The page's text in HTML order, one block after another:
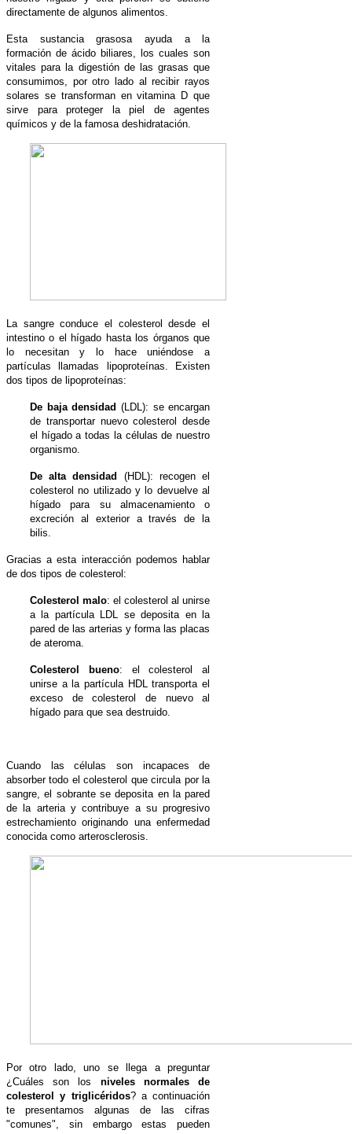
directamente de algunos alimentos.
Esta sustancia grasosa ayuda a la
formación de ácido biliares, los cuales son
vitales para la digestión de las grasas que
consumimos, por otro lado al recibir rayos
solares se transforman en vitamina D que
sirve para proteger la piel de agentes
químicos y de la famosa deshidratación.
La sangre conduce el colesterol desde el
intestino o el hígado hasta los órganos que
lo necesitan y lo hace uniéndose a
partículas llamadas lipoproteínas. Existen
dos tipos de lipoproteínas:
De baja densidad (LDL): se encargan
de transportar nuevo colesterol desde
el hígado a todas la células de nuestro
organismo.
De alta densidad
(HDL): recogen el
colesterol no utilizado y lo devuelve al
hígado para su almacenamiento o
excreción al exterior a través de la
bilis.
Gracias a esta interacción podemos hablar
de dos tipos de colesterol:
Colesterol malo: el colesterol al unirse
a la partícula LDL se deposita en la
pared de las arterias y forma las placas
de ateroma.
Colesterol bueno: el colesterol al
unirse a la partícula HDL transporta el
exceso de colesterol de nuevo al
hígado para que sea destruido.
Cuando las células son incapaces de
absorber todo el colesterol que circula por la
sangre, el sobrante se deposita en la pared
de la arteria y contribuye a su progresivo
estrechamiento originando una enfermedad
conocida como arterosclerosis.
Por otro lado, uno se llega a preguntar
¿Cuáles son los niveles normales de
colesterol y triglicéridos? a continuación
te presentamos algunas de las cifras
"comunes", sin embargo estas pueden